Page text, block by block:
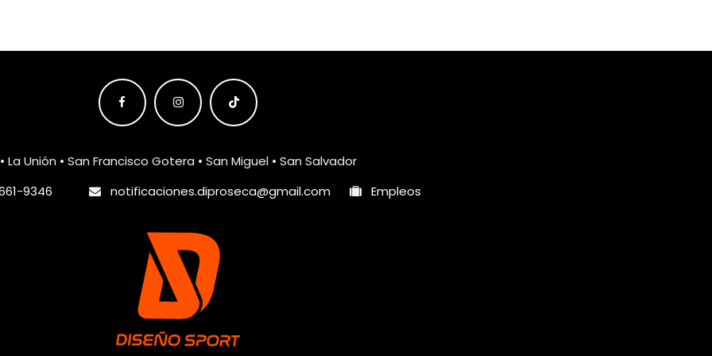
• La Unión • San Francisco Gotera • San Miguel • San Salvador
9346
notificaciones.diproseca@gmail.com Empleos